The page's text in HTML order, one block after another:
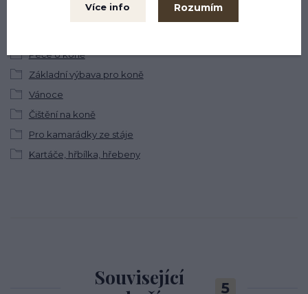
Zboží zařazeno v kategoriích
Péče o koně
Základní výbava pro koně
Vánoce
Čištění na koně
Pro kamarádky ze stáje
Kartáče, hřbílka, hřebeny
Související
5
Více info Rozumím